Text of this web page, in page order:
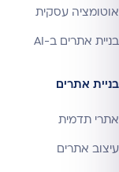
אוטומציה עסקית
בניית אתרים ב-AI
בניית אתרים
אתרי תדמית
עיצוב אתרים